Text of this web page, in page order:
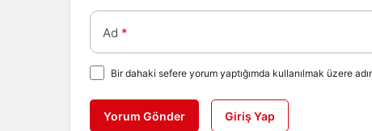
Ad *
Bir dahaki sefere yorum yaptığımda kullanılmak üzere
Yorum Gönder Giriş Yap